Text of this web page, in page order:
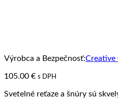
Výrobca a Bezpečnosť:Creative
105.00 € s DPH
Svetelné reťaze a šnúry sú